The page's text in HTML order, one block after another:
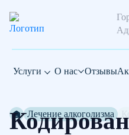
Услуги О нас Отзывы
Лечение алкоголизма